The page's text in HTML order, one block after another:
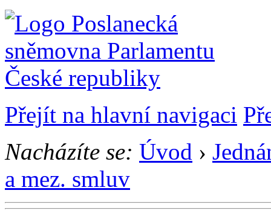
Přejít na hlavní navigaci
Nacházíte se: Úvod ›
a mez. smluv